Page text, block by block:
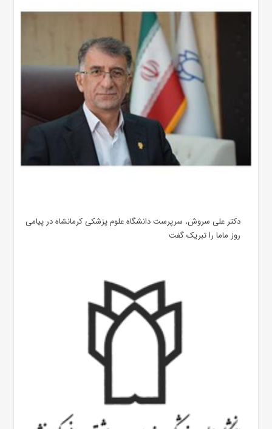
دکتر علی سروش، سرپرست دانشگاه علوم پزشکی کرمانشاه در پیامی
روز ماما را تبریک گفت